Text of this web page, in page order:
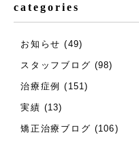
categories
お知らせ (49)
スタッフブログ (98)
治療症例 (151)
実績 (13)
矯正治療ブログ (106)